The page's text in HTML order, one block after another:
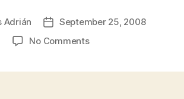
Adrián
Post
date
September 25, 2008
No Commentson